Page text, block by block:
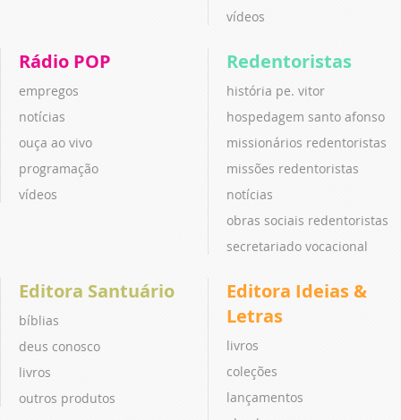
vídeos
Rádio POP
empregos
notícias
ouça ao vivo
programação
vídeos
Redentoristas
história pe. vitor
hospedagem santo afonso
missionários redentoristas
missões redentoristas
notícias
obras sociais redentoristas
secretariado vocacional
Editora Santuário
bíblias
deus conosco
livros
outros produtos
Editora Ideias &
Letras
livros
coleções
lançamentos